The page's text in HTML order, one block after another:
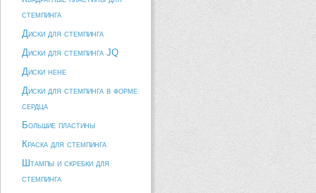
стемпинга
Диски для стемпинга
Диски для стемпинга JQ
Диски hehe
Диски для стемпинга в форме
сердца
Большие пластины
Краска для стемпинга
Штампы и скребки для
стемпинга